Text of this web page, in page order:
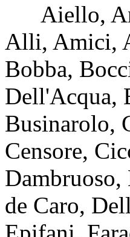
Aiello,
Alli, Amici,
Bobba,
Dell'Acqua,
Businarolo,
Censore,
de Caro,